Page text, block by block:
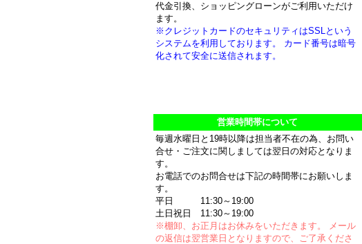
代金引換、ショッピングローンがご利用いただけ
ます。
※クレジットカードのセキュリティはSSLという
システムを利用しております。 カード番号は暗号
化されて安全に送信されます。
営業時間帯について
毎週水曜日と19時以降は担当者不在の為、お問い
合せ・ご注文に関しましては翌日の対応となりま
す。
お電話でのお問合せは下記の時間帯にお願いしま
す。
平日 11:30～19:00
土日祝日 11:30～19:00
※棚卸、お正月はお休みをいただきます。 メール
の返信は翌営業日となりますので、ご了承くださ